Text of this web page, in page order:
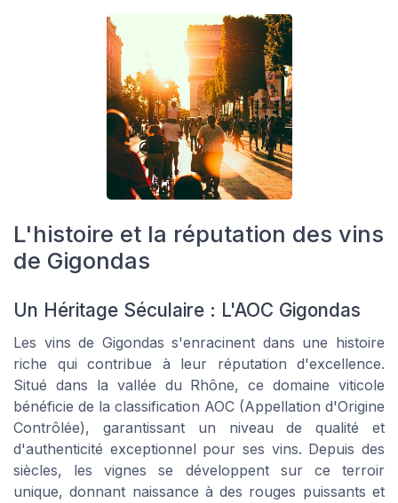
L'histoire et la réputation des vins
de Gigondas
Un Héritage Séculaire : L'AOC Gigondas
Les vins de Gigondas s'enracinent dans une histoire
riche qui contribue à leur réputation d'excellence.
Situé dans la vallée du Rhône, ce domaine viticole
bénéficie de la classification AOC (Appellation d'Origine
Contrôlée), garantissant un niveau de qualité et
d'authenticité exceptionnel pour ses vins. Depuis des
siècles, les vignes se développent sur ce terroir
unique, donnant naissance à des rouges puissants et